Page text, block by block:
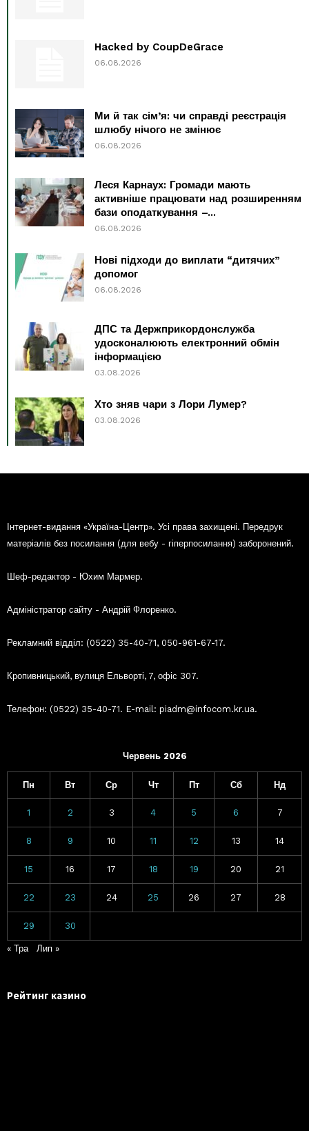
Hacked by CoupDeGrace
06.08.2026
Ми й так сім’я: чи справді реєстрація
шлюбу нічого не змінює
06.08.2026
Леся Карнаух: Громади мають
активніше працювати над розширенням
бази оподаткування –...
06.08.2026
Нові підходи до виплати “дитячих”
допомог
06.08.2026
ДПС та Держприкордонслужба
удосконалюють електронний обмін
інформацією
03.08.2026
Хто зняв чари з Лори Лумер?
03.08.2026
Інтернет-видання «Україна-Центр». Усі права захищені. Передрук
матеріалів без посилання (для вебу - гіперпосилання) заборонений.
Шеф-редактор - Юхим Мармер.
Адміністратор сайту - Андрій Флоренко.
Рекламний відділ: (0522) 35-40-71, 050-961-67-17.
Кропивницький, вулиця Ельворті, 7, офіс 307.
Телефон: (0522) 35-40-71. E-mail: piadm@infocom.kr.ua.
Червень 2026
Пн Вт Ср Чт Пт Сб Нд
1 2 3 4 5 6 7
8 9 10 11 12 13 14
15 16 17 18 19 20 21
22 23 24 25 26 27 28
29 30
« Тра Лип »
Рейтинг казино